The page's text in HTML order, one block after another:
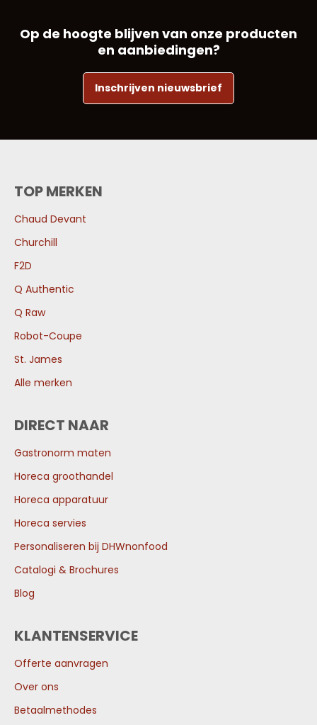
Op de hoogte blijven van onze producten
en aanbiedingen?
Inschrijven nieuwsbrief
TOP MERKEN
Chaud Devant
Churchill
F2D
Q Authentic
Q Raw
Robot-Coupe
St. James
Alle merken
DIRECT NAAR
Gastronorm maten
Horeca groothandel
Horeca apparatuur
Horeca servies
Personaliseren bij DHWnonfood
Catalogi & Brochures
Blog
KLANTENSERVICE
Offerte aanvragen
Over ons
Betaalmethodes